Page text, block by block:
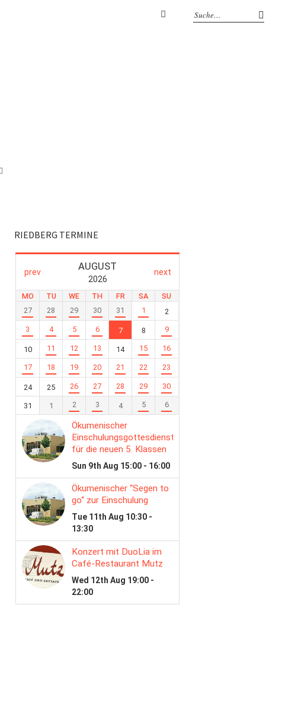
RIEDBERG TERMINE